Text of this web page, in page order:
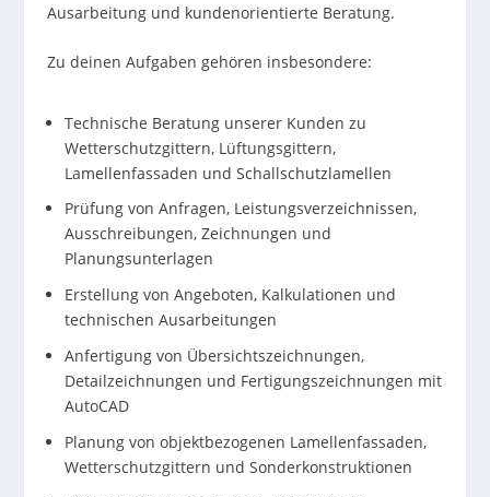
Ausarbeitung und kundenorientierte Beratung.
Zu deinen Aufgaben gehören insbesondere:
Technische Beratung unserer Kunden zu
Wetterschutzgittern, Lüftungsgittern,
Lamellenfassaden und Schallschutzlamellen
Prüfung von Anfragen, Leistungsverzeichnissen,
Ausschreibungen, Zeichnungen und
Planungsunterlagen
Erstellung von Angeboten, Kalkulationen und
technischen Ausarbeitungen
Anfertigung von Übersichtszeichnungen,
Detailzeichnungen und Fertigungszeichnungen mit
AutoCAD
Planung von objektbezogenen Lamellenfassaden,
Wetterschutzgittern und Sonderkonstruktionen